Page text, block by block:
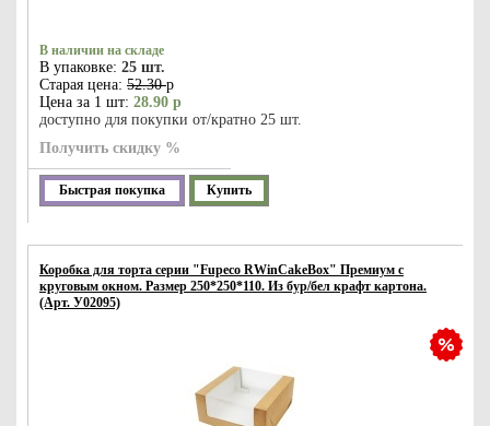
В наличии на складе
В упаковке: 25 шт.
Старая цена: 52.30р
Цена за 1 шт: 28.90 р
доступно для покупки от/кратно 25 шт.
Получить скидку %
Быстрая покупка Купить
Коробка для торта серии "Fupeco RWinCakeBox" Премиум с
круговым окном. Размер 250*250*110. Из бур/бел крафт картона.
(Арт. У02095)